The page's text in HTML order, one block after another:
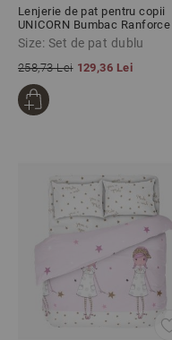
Lenjerie de pat pentru copii
UNICORN Bumbac Ranforce
100% 4 piese
Size: Set de pat dublu
258,73 Lei 129,36 Lei